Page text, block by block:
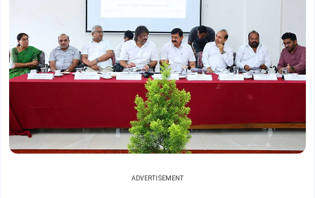
ADVERTISEMENT